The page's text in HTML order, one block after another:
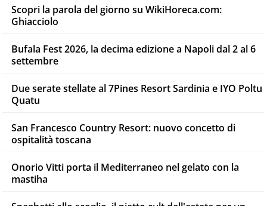
Scopri la parola del giorno su WikiHoreca.com:
Ghiacciolo
Bufala Fest 2026, la decima edizione a Napoli dal 2 al 6
settembre
Due serate stellate al 7Pines Resort Sardinia e IYO Poltu
Quatu
San Francesco Country Resort: nuovo concetto di
ospitalità toscana
Onorio Vitti porta il Mediterraneo nel gelato con la
mastiha